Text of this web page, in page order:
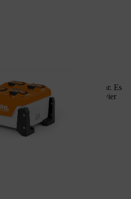
und anreihbar stapelbar. Es
dem gleichzeitigen Laden von vier